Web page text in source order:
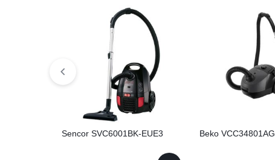
Sencor SVC6001BK-EUE3 Beko VCC34801AG